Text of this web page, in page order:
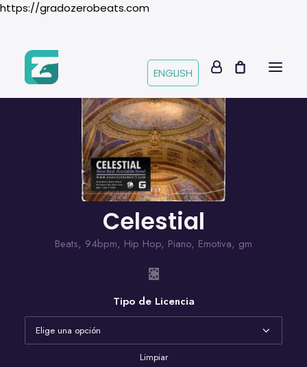
https://gradozerobeats.com
ENGLISH
Celestial
Beats, 94bpm, Hip Hop, Piano, Emotiva, gm
Tipo de Licencia
Limpiar